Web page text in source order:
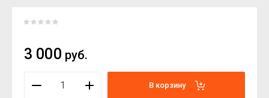
3 000 руб.
В корзину